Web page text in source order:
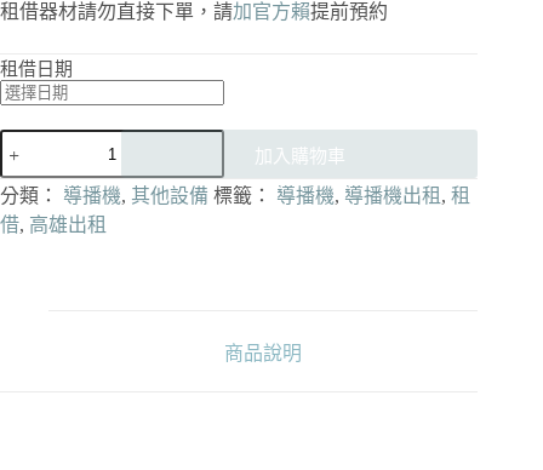
租借器材請勿直接下單，請加官方賴提前預約
租借日期
V-
1HD
V1HD
加入購物車
分類： 導播機, 其他設備 標籤： 導播機, 導播機出租 , 租
借, 高雄出租
商品說明